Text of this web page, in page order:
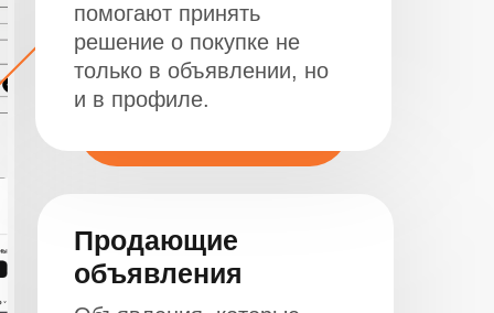
Продающие
объявления
помогают принять
решение о покупке не
только в объявлении, но
и в профиле.